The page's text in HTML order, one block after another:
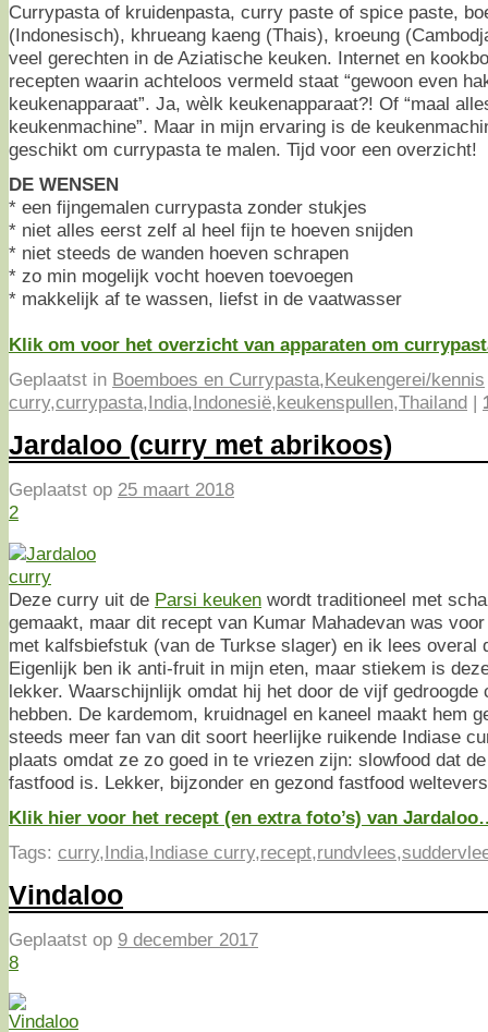
Currypasta of kruidenpasta, curry paste of spice paste,
(Indonesisch), khrueang kaeng (Thais), kroeung
veel gerechten in de Aziatische keuken. Internet en
recepten waarin achteloos vermeld staat “gewoon even
keukenapparaat”. Ja, wèlk keukenapparaat?! Of “maal
keukenmachine”. Maar in mijn ervaring is de
geschikt om currypasta te malen. Tijd voor een overzicht!
DE WENSEN
* een fijngemalen currypasta zonder stukjes
* niet alles eerst zelf al heel fijn te hoeven snijden
* niet steeds de wanden hoeven schrapen
* zo min mogelijk vocht hoeven toevoegen
* makkelijk af te wassen, liefst in de vaatwasser
Klik om voor het overzicht van apparaten om
Geplaatst in Boemboes en Currypasta,Keukengerei/kennis
curry,currypasta,India,Indonesië,keukenspullen,Thailand |
Jardaloo (curry met abrikoos)
Geplaatst op 25 maart 2018
2
Deze curry uit de Parsi keuken wordt traditioneel met
gemaakt, maar dit recept van Kumar Mahadevan was
met kalfsbiefstuk (van de Turkse slager) en ik lees overal
Eigenlijk ben ik anti-fruit in mijn eten, maar stiekem is
lekker. Waarschijnlijk omdat hij het door de vijf gedroogde
hebben. De kardemom, kruidnagel en kaneel maakt hem
steeds meer fan van dit soort heerlijke ruikende Indiase
plaats omdat ze zo goed in te vriezen zijn: slowfood dat
fastfood is. Lekker, bijzonder en gezond fastfood
Klik hier voor het recept (en extra foto’s) van
Tags: curry,India,Indiase curry,recept,rundvlees,
Vindaloo
Geplaatst op 9 december 2017
8